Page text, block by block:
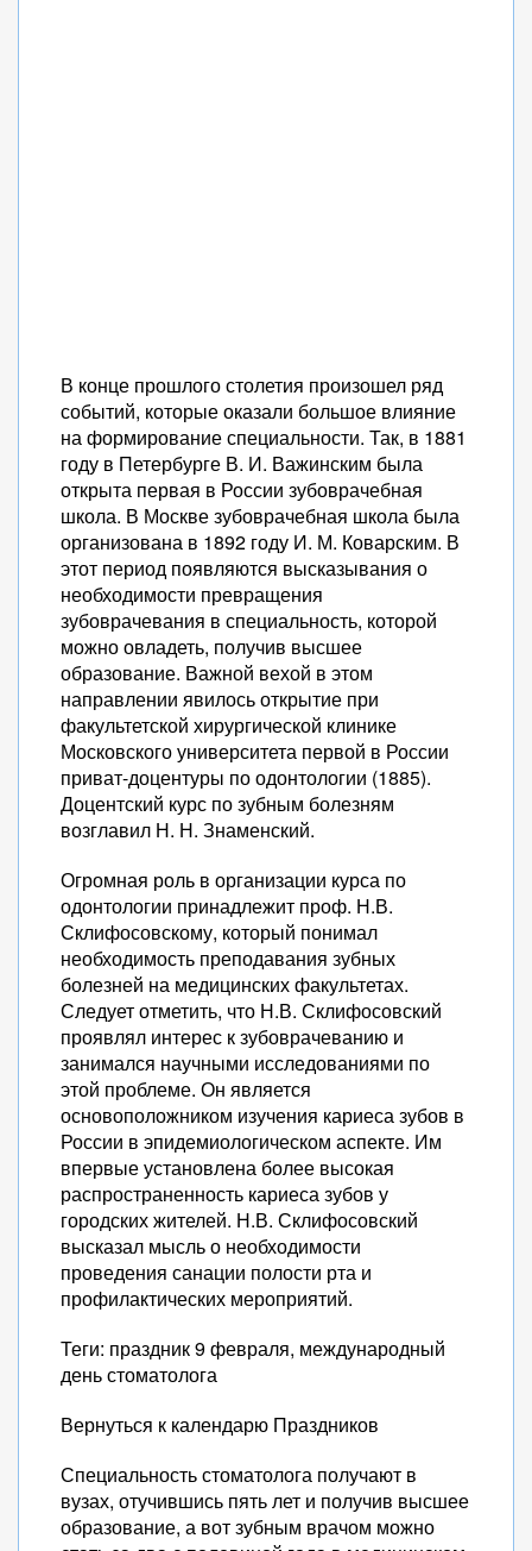
В конце прошлого столетия произошел ряд
событий, которые оказали большое влияние
на формирование специальности. Так, в 1881
году в Петербурге В. И. Важинским была
открыта первая в России зубоврачебная
школа. В Москве зубоврачебная школа была
организована в 1892 году И. М. Коварским. В
этот период появляются высказывания о
необходимости превращения
зубоврачевания в специальность, которой
можно овладеть, получив высшее
образование. Важной вехой в этом
направлении явилось открытие при
факультетской хирургической клинике
Московского университета первой в России
приват-доцентуры по одонтологии (1885).
Доцентский курс по зубным болезням
возглавил Н. Н. Знаменский.
Огромная роль в организации курса по
одонтологии принадлежит проф. Н.В.
Склифосовскому, который понимал
необходимость преподавания зубных
болезней на медицинских факультетах.
Следует отметить, что Н.В. Склифосовский
проявлял интерес к зубоврачеванию и
занимался научными исследованиями по
этой проблеме. Он является
основоположником изучения кариеса зубов в
России в эпидемиологическом аспекте. Им
впервые установлена более высокая
распространенность кариеса зубов у
городских жителей. Н.В. Склифосовский
высказал мысль о необходимости
проведения санации полости рта и
профилактических мероприятий.
Теги: праздник 9 февраля, международный
день стоматолога
Вернуться к календарю Праздников
Специальность стоматолога получают в
вузах, отучившись пять лет и получив высшее
образование, а вот зубным врачом можно